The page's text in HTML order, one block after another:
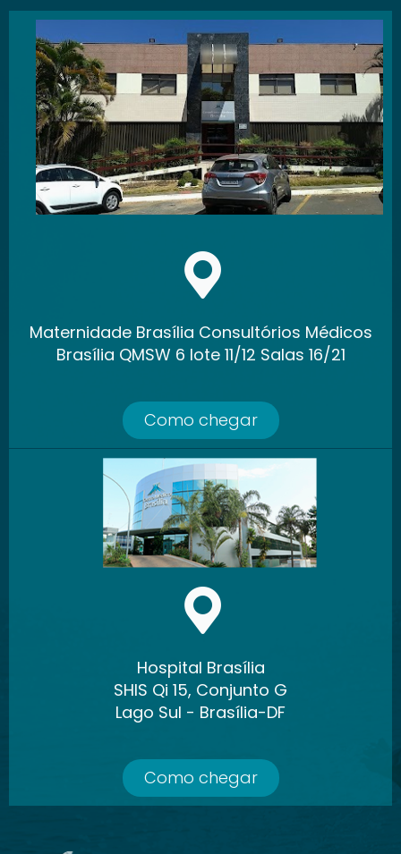
Maternidade Brasília Consultórios Médicos
Brasília QMSW 6 lote 11/12 Salas 16/21
Como chegar
Hospital Brasília
SHIS Qi 15, Conjunto G
Lago Sul - Brasília-DF
Como chegar